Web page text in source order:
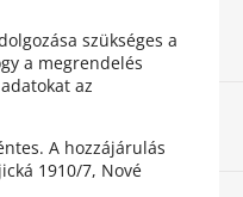
szükséges a
a megrendelés
az
A hozzájárulás
1910/7, Nové